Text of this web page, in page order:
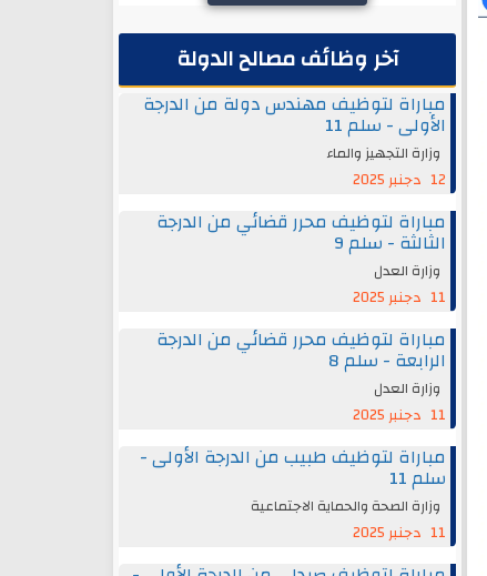
آخر وظائف مصالح الدولة
مباراة لتوظيف مهندس دولة من الدرجة
الأولى - سلم 11
وزارة التجهيز والماء
12 دجنبر 2025
مباراة لتوظيف محرر قضائي من الدرجة
الثالثة - سلم 9
وزارة العدل
11 دجنبر 2025
مباراة لتوظيف محرر قضائي من الدرجة
الرابعة - سلم 8
وزارة العدل
11 دجنبر 2025
مباراة لتوظيف طبيب من الدرجة الأولى -
سلم 11
وزارة الصحة والحماية الاجتماعية
11 دجنبر 2025